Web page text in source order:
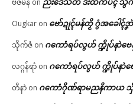
ဗီဇမန် on
Ougkar on ဗော်ဍုၚ်မန်တၟိ ဂွံအခေါၚ်ဒၞ
သိုက်ဇံ on ဂကောံရပ်လွဟ် က္ဍိုပ်နာဲဗ
လဂ္ဂန်ရာံ on ဂကောံရပ်လွဟ် က္ဍိုပ်နာဲဗ
တီနာဲ on ဂကောံဂိုဏ်ရာမညနိကာယ